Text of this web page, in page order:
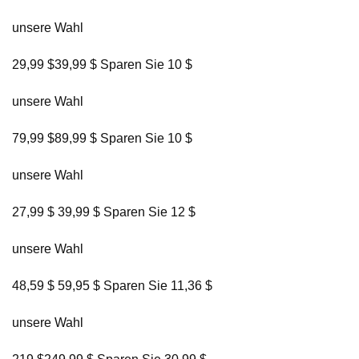
unsere Wahl
29,99 $39,99 $ Sparen Sie 10 $
unsere Wahl
79,99 $89,99 $ Sparen Sie 10 $
unsere Wahl
27,99 $ 39,99 $ Sparen Sie 12 $
unsere Wahl
48,59 $ 59,95 $ Sparen Sie 11,36 $
unsere Wahl